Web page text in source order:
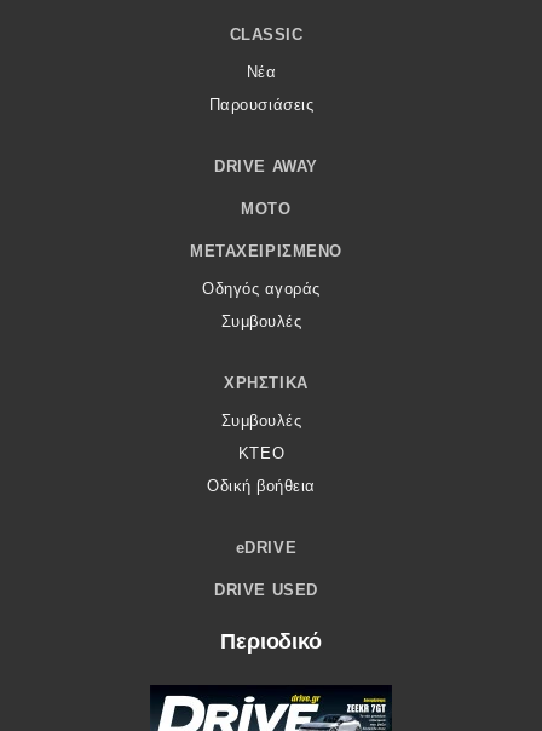
CLASSIC
Νέα
Παρουσιάσεις
DRIVE AWAY
MOTO
ΜΕΤΑΧΕΙΡΙΣΜΈΝΟ
Οδηγός αγοράς
Συμβουλές
ΧΡΗΣΤΙΚΆ
Συμβουλές
ΚΤΕΟ
Οδική βοήθεια
eDRIVE
DRIVE USED
Περιοδικό